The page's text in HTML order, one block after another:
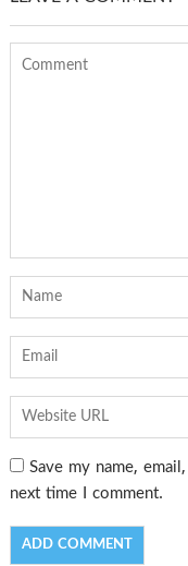
Save my name,
next time I comment.